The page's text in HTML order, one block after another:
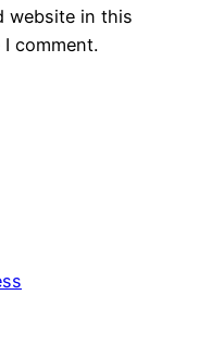
website in this
comment.